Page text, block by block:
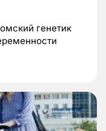
генетик